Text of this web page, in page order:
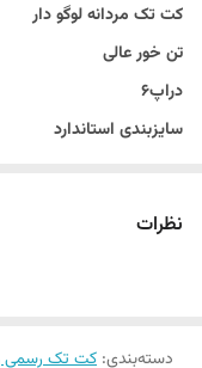
قواره
سایزبندی
کت تک مردانه لوگو دار
تن خور عالی
دراپ۶
سایزبندی استاندارد
رنگ طوسی روشن
نظرات
دسته‌بندی: کت تک رسمی